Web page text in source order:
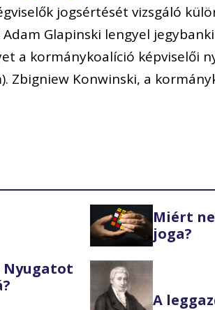
jogsértését vizsgáló
Glapinski lengyel
a kormánykoalíció képviselői
Zbigniew Konwinski, a
Miért
joga?
Nyugatot
A